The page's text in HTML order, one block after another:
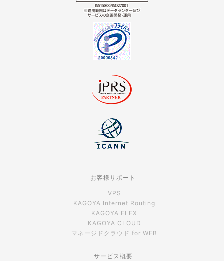
お客様サポート
VPS
KAGOYA Internet Routing
KAGOYA FLEX
KAGOYA CLOUD
マネージドクラウド for WEB
サービス概要